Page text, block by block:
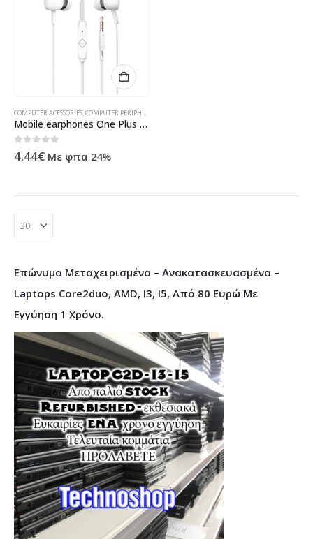
COMPUTER ACESSORIES COMPUTER PERIPHERALS
Mobile earphones One Plus NC3173, Microphone, Different colors – 20580
0out of 5
4.44€ Με φπα 24%
Επώνυμα Μεταχειρισμένα – Ανακατασκευασμένα –
Laptops Core2duo, AMD, I3, I5, Από 80 Ευρώ Με
Εγγύηση 1 Χρόνο.